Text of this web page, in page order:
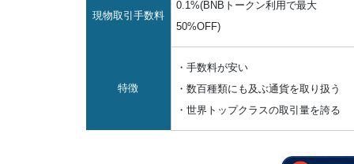
現物取引手数料
0.1%(BNBトークン利用で最大
50%OFF)
特徴
・手数料が安い
・数百種類にも及ぶ通貨を取り扱う
・世界トップクラスの取引量を誇る